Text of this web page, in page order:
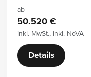
ab
50.520 €
inkl. MwSt., inkl. NoVA
Details